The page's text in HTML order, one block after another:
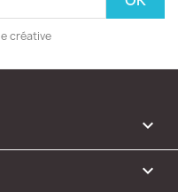
créative

